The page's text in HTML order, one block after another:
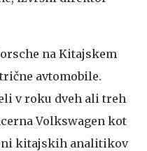
na Kitajskem
avtomobile.
v roku dveh ali treh
Volkswagen kot
kitajskih analitikov